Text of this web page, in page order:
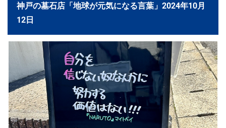
神戸の墓石店「地球が元気になる言葉」2024年10月
12日